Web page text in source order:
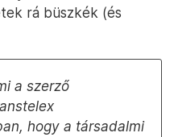
rá büszkék (és
a szerző
hogy a társadalmi